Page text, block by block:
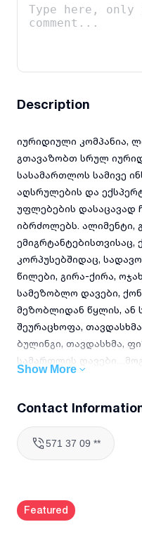
Description
იურიდიული კომპანია,
გთავაზობთ სრულ
სასამართლოს სამივე
აღსრულების და
უფლებების დასაცავად
იბრძოლებს. ალიმენტი,
ემიგრტანტებისთვისაც,
კორპუსებშიდაც,
წილები, გირა-ქირა,
სამეზობლო დავები,
მეზობლიდან წყლის, ან
შეურაცხოფა,
ბულინგი, თავდასხმა,
სამართლის
დასაცავად. კომპანიას
კონსულტაცია უფასოა.
მდებარეობს ვაკეში და
საჭიროების
მისამართზე, სადაც
Show More
Contact
571 37 09 **
Featured